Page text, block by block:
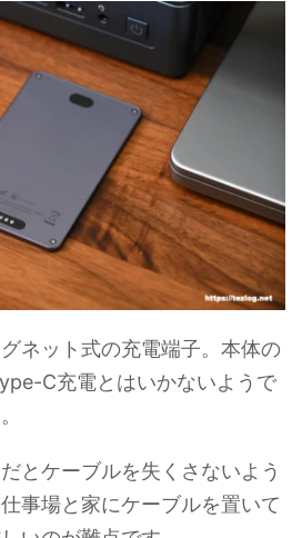
ネット式の充電端子。本体の
C充電とはいかないようで
とケーブルを失くさないよう
事場と家にケーブルを置いて